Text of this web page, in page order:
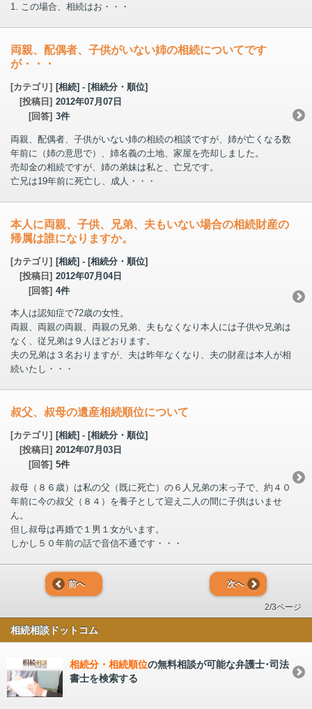
1. この場合、相続はお・・・
両親、配偶者、子供がいない姉の相続についてです
が・・・
[カテゴリ] [相続] - [相続分・順位]
[投稿日] 2012年07月07日
[回答] 3件
両親、配偶者、子供がいない姉の相続の相談ですが、姉が亡くなる数
年前に（姉の意思で）、姉名義の土地、家屋を売却しました。
売却金の相続ですが、姉の弟妹は私と、亡兄です。
亡兄は19年前に死亡し、成人・・・
本人に両親、子供、兄弟、夫もいない場合の相続財産の
帰属は誰になりますか。
[カテゴリ] [相続] - [相続分・順位]
[投稿日] 2012年07月04日
[回答] 4件
本人は認知症で72歳の女性。
両親、両親の両親、両親の兄弟、夫もなくなり本人には子供や兄弟は
なく、従兄弟は９人ほどおります。
夫の兄弟は３名おりますが、夫は昨年なくなり、夫の財産は本人が相
続いたし・・・
叔父、叔母の遺産相続順位について
[カテゴリ] [相続] - [相続分・順位]
[投稿日] 2012年07月03日
[回答] 5件
叔母（８６歳）は私の父（既に死亡）の６人兄弟の末っ子で、約４０
年前に今の叔父（８４）を養子として迎え二人の間に子供はいませ
ん。
但し叔母は再婚で１男１女がいます。
しかし５０年前の話で音信不通です・・・
前へ 次へ
2/3ページ
相続相談ドットコム
相続分・相続順位の無料相談が可能な弁護士･司法
書士を検索する